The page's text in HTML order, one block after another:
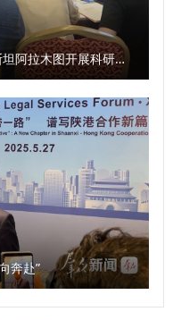
华法治文明基因、弘扬
等方面发挥重要作用，
人才筑牢文化根基。
，我校法治学院法律硕
他以中华优秀传统法律文
新时代全面依法治国的
的核心要义、丰富内
讲授了一堂兼具理论深
陕西省法学会、西安市
堡街道等单位相关负责
勤保障处、离退休管理
院等单位负责人，离退
稿：后勤保障处 撰稿：
国际法学院张光耀博士在哈萨克斯坦阿拉木图开展科研与社会服务活动
奔赴”